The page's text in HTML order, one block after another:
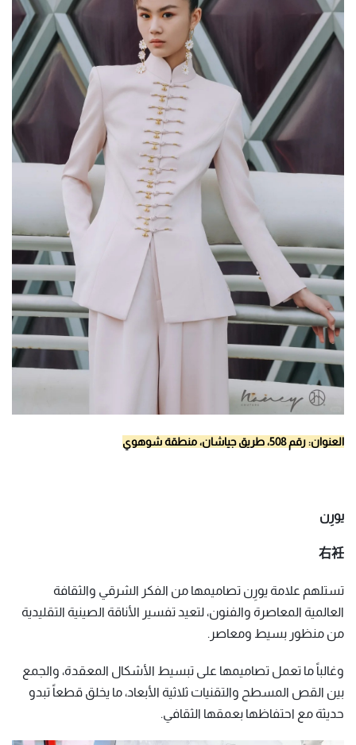
العنوان: رقم 508، طريق جياشان، منطقة شوهوي
يورِن
右衽
تستلهم علامة يورِن تصاميمها من الفكر الشرقي والثقافة
العالمية المعاصرة والفنون، لتعيد تفسير الأناقة الصينية التقليدية
من منظور بسيط ومعاصر.
وغالباً ما تعمل تصاميمها على تبسيط الأشكال المعقدة، والجمع
بين القص المسطح والتقنيات ثلاثية الأبعاد، ما يخلق قطعاً تبدو
حديثة مع احتفاظها بعمقها الثقافي.